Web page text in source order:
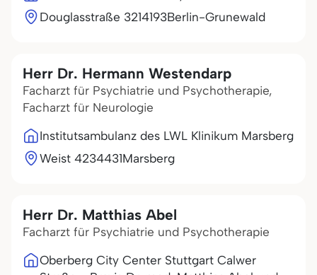
Douglasstraße 3214193Berlin-Grunewald
Herr Dr. Hermann Westendarp
Facharzt für Psychiatrie und Psychotherapie,
Facharzt für Neurologie
Institutsambulanz des LWL Klinikum Marsberg
Weist 4234431Marsberg
Herr Dr. Matthias Abel
Facharzt für Psychiatrie und Psychotherapie
Oberberg City Center Stuttgart Calwer